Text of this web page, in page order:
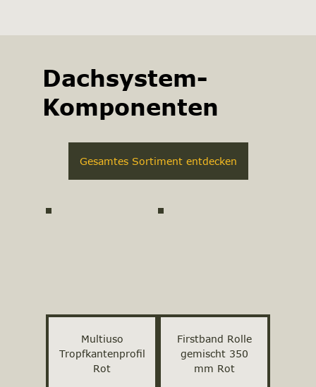
Dachsystem-
Komponenten
Gesamtes Sortiment entdecken
Multiuso
Tropfkantenprofil
Rot
Firstband Rolle
gemischt 350
mm Rot